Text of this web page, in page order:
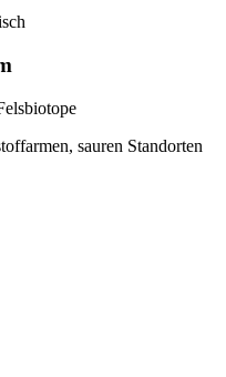
sauren Standorten